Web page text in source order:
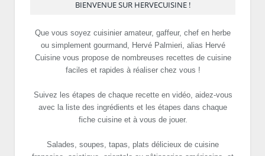
BIENVENUE SUR HERVECUISINE !
Que vous soyez cuisinier amateur, gaffeur, chef en herbe
ou simplement gourmand, Hervé Palmieri, alias Hervé
Cuisine vous propose de nombreuses recettes de cuisine
faciles et rapides à réaliser chez vous !
Suivez les étapes de chaque recette en vidéo, aidez-vous
avec la liste des ingrédients et les étapes dans chaque
fiche cuisine et à vous de jouer.
Salades, soupes, tapas, plats délicieux de cuisine